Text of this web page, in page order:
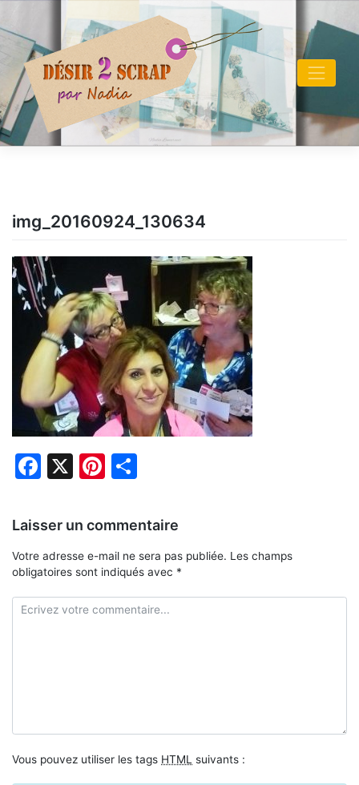
content
img_20160924_130634
Facebook
X Pinterest
Laisser un commentaire
Votre adresse e-mail ne sera pas publiée. Les champs
obligatoires sont indiqués avec *
Vous pouvez utiliser les tags HTML suivants :